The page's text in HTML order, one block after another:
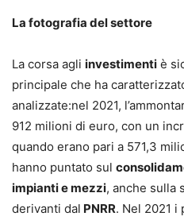
La fotografia del settore
La corsa agli investimenti è
principale che ha
analizzate:nel 2021,
912 milioni di euro, con un
quando erano pari a 571,3
hanno puntato sul
impianti e mezzi, anche sulla
derivanti dal PNRR. Nel 2021 i